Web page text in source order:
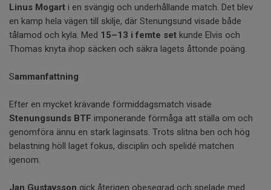
Linus Mogart i en svängig och underhållande match. Det blev
en kamp hela vägen till skilje, där Stenungsund visade både
tålamod och kyla. Med 15–13 i femte set kunde Elvis och
Thomas knyta ihop säcken och säkra lagets åttonde poäng.
Sammanfattning
Efter en mycket krävande förmiddagsmatch visade
Stenungsunds BTF imponerande förmåga att ställa om och
genomföra ännu en stark laginsats. Trots slitna ben och hög
belastning höll laget fokus, disciplin och spelidé matchen
igenom.
Jan Gustavsson gick återigen obesegrad och spelade med